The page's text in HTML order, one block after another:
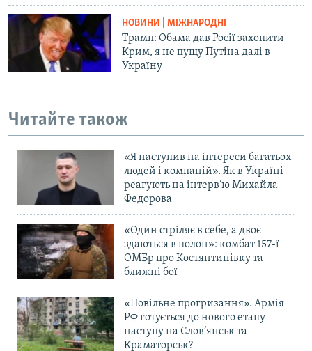
НОВИНИ | МІЖНАРОДНІ
Трамп: Обама дав Росії захопити
Крим, я не пущу Путіна далі в
Україну
Читайте також
«Я наступив на інтереси багатьох
людей і компаній». Як в Україні
реагують на інтерв’ю Михайла
Федорова
«Один стріляє в себе, а двоє
здаються в полон»: комбат 157-ї
ОМБр про Костянтинівку та
ближні бої
«Повільне прогризання». Армія
РФ готується до нового етапу
наступу на Слов’янськ та
Краматорськ?